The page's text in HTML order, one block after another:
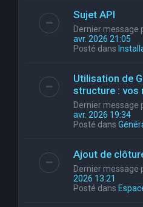
Sujet API
Dernier message
avr. 2026 21:05
Posté dans
Utilisation de
structure : vos
Dernier message
avr. 2026 19:34
Posté dans
Ajout de
Dernier message
2026 13:21
Posté dans